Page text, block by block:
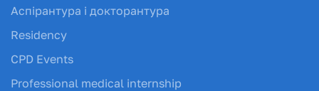
Аспірантура і докторантура
Residency
CPD Events
Professional medical internship